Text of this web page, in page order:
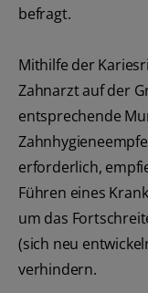
befragt.
Mithilfe der
Zahnarzt auf der
entsprechende
erforderlich,
Führen eines
um das
(sich neu
verhindern.